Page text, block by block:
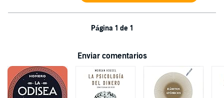
Página 1 de 1
Enviar comentarios